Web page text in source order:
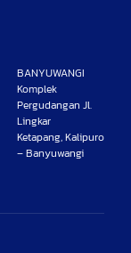
BANYUWANGI
Komplek
Pergudangan Jl.
Lingkar
Ketapang, Kalipuro
– Banyuwangi